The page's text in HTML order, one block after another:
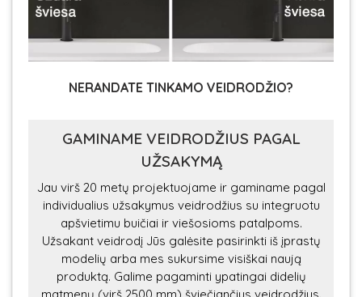
NERANDATE TINKAMO VEIDRODŽIO?
GAMINAME VEIDRODŽIUS PAGAL
UŽSAKYMĄ
Jau virš 20 metų projektuojame ir gaminame pagal
individualius užsakymus veidrodžius su integruotu
apšvietimu buičiai ir viešosioms patalpoms.
Užsakant veidrodį Jūs galėsite pasirinkti iš įprastų
modelių arba mes sukursime visiškai naują
produktą. Galime pagaminti ypatingai didelių
matmenų (virš 2500 mm) šviečiančius veidrodžius.